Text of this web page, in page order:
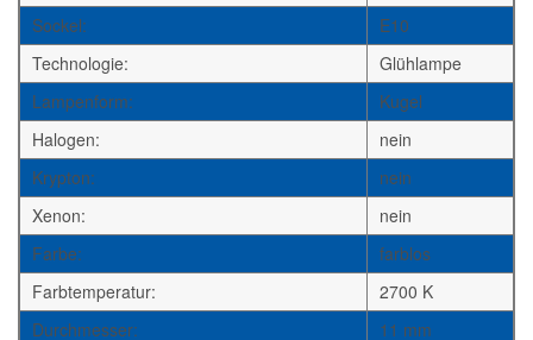
Sockel:
E10
Technologie:
Glühlampe
Lampenform:
Kugel
Halogen:
nein
Krypton:
nein
Xenon:
nein
Farbe:
farblos
Farbtemperatur:
2700 K
Durchmesser:
11 mm